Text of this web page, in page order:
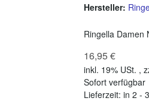
Hersteller:
Ringella Damen
16,95 €
inkl. 19% USt. ,
Sofort verfügbar
Lieferzeit: in 2 -